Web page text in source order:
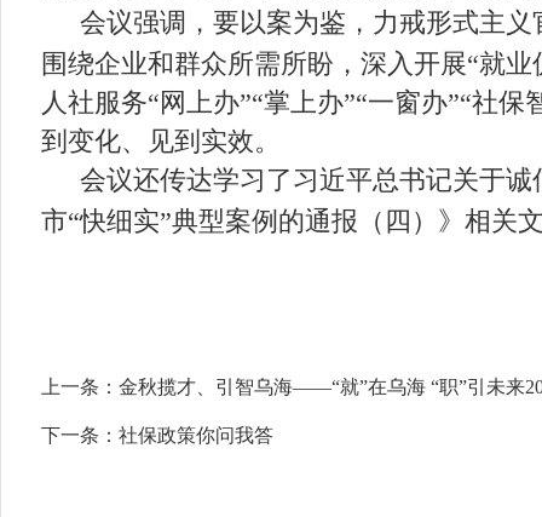
会议强调， 要以案为鉴，力戒形式主
围绕企业和群众所需所盼，深入开展“就
人社服务“网上办”“掌上办”“一窗办”“社
到变化、见到实效。
会议还传达学习了习近平总书记关于
市“快细实”典型案例的通报（四）》相关
上一条： 金秋揽才、引智乌海——“就”在乌海 “职”引未来
下一条： 社保政策你问我答